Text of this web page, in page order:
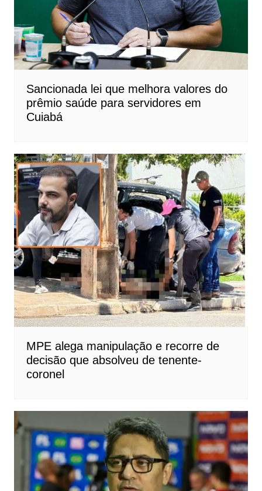
Sancionada lei que melhora valores do
prêmio saúde para servidores em
Cuiabá
MPE alega manipulação e recorre de
decisão que absolveu de tenente-
coronel